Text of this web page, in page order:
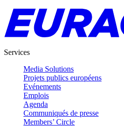
Services
Media Solutions
Projets publics européens
Evénements
Emplois
Agenda
Communiqués de presse
Members’ Circle